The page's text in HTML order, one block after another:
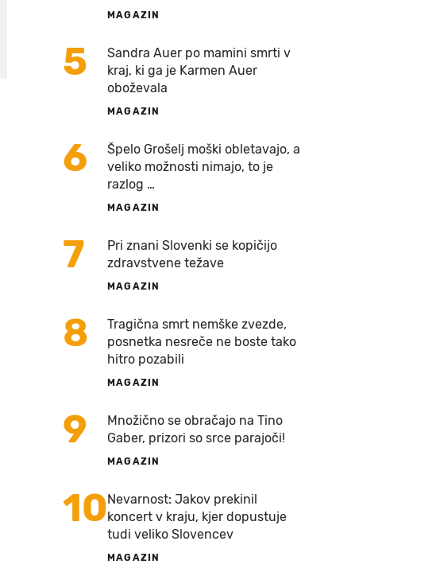
MAGAZIN
5
Sandra Auer po mamini smrti v
kraj, ki ga je Karmen Auer
oboževala
MAGAZIN
6
Špelo Grošelj moški obletavajo, a
veliko možnosti nimajo, to je
razlog …
MAGAZIN
7
Pri znani Slovenki se kopičijo
zdravstvene težave
MAGAZIN
8
Tragična smrt nemške zvezde,
posnetka nesreče ne boste tako
hitro pozabili
MAGAZIN
9
Množično se obračajo na Tino
Gaber, prizori so srce parajoči!
MAGAZIN
10Nevarnost: Jakov prekinil
koncert v kraju, kjer dopustuje
tudi veliko Slovencev
MAGAZIN